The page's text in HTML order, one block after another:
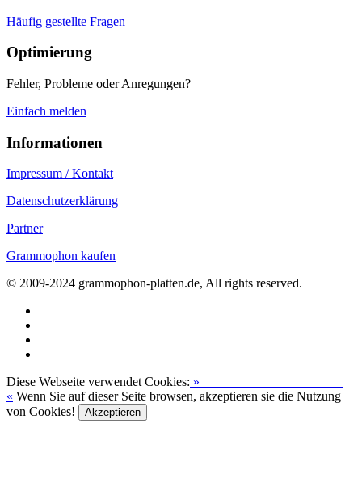
Häufig gestellte Fragen
Optimierung
Fehler, Probleme oder Anregungen?
Einfach melden
Informationen
Impressum / Kontakt
Datenschutzerklärung
Partner
Grammophon kaufen
© 2009-2024 grammophon-platten.de, All rights reserved.
Diese Webseite verwendet Cookies: »
« Wenn Sie auf dieser Seite browsen, akzeptieren sie die Nutzung
von Cookies!
Akzeptieren